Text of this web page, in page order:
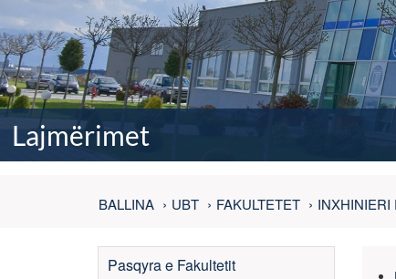
Lajmërimet
BALLINA UBT FAKULTETET INXHINIERI
Pasqyra e Fakultetit